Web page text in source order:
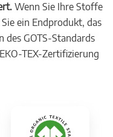
Wenn Sie Ihre Stoffe
ein Endprodukt, das
GOTS-Standards
TEX-Zertifizierung